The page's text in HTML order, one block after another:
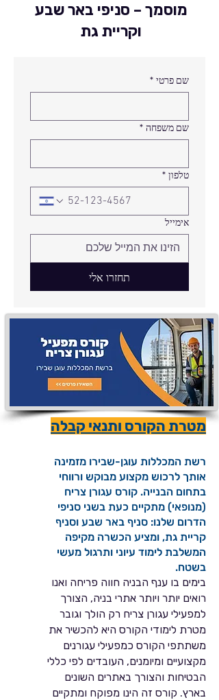
מוסמך – סניפי באר שבע
וקריית גת
שם פרטי *
שם משפחה *
טלפון *
אימייל
תחזרו אלי
מטרת הקורס ותנאי קבלה
רשת המכללות עוגן-שבירו מזמינה
אותך לרכוש מקצוע מבוקש ורווחי
בתחום הבנייה. קורס עגורן צריח
(מנופאי) מתקיים כעת בשני סניפי
הדרום שלנו: סניף באר שבע וסניף
קריית גת, ומציע הכשרה מקיפה
המשלבת לימוד עיוני ותרגול מעשי
בשטח.
בימים בו ענף הבניה חווה פריחה ואנו
רואים יותר ויותר אתרי בניה, הצורך
למפעילי עגורן צריח רק הולך וגובר
מטרת לימודי הקורס היא להכשיר את
משתתפי הקורס כמפעילי עגורנים
מקצועיים ומיומנים, העובדים לפי כללי
הבטיחות והצורך באתרים השונים
בארץ. קורס זה הינו מפוקח ומתקיים